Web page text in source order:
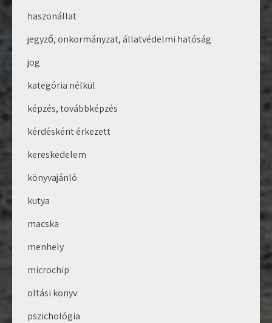
haszonállat
jegyző, önkormányzat, állatvédelmi hatóság
jog
kategória nélkül
képzés, továbbképzés
kérdésként érkezett
kereskedelem
könyvajánló
kutya
macska
menhely
microchip
oltási könyv
pszichológia